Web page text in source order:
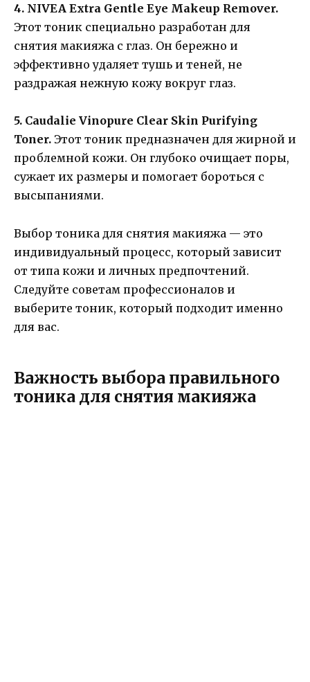
4. NIVEA Extra Gentle Eye Makeup Remover.
Этот тоник специально разработан для
снятия макияжа с глаз. Он бережно и
эффективно удаляет тушь и теней, не
раздражая нежную кожу вокруг глаз.
5. Caudalie Vinopure Clear Skin Purifying
Toner. Этот тоник предназначен для жирной и
проблемной кожи. Он глубоко очищает поры,
сужает их размеры и помогает бороться с
высыпаниями.
Выбор тоника для снятия макияжа — это
индивидуальный процесс, который зависит
от типа кожи и личных предпочтений.
Следуйте советам профессионалов и
выберите тоник, который подходит именно
для вас.
Важность выбора правильного
тоника для снятия макияжа